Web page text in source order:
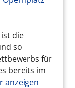
die
so
für
bereits im
anzeigen